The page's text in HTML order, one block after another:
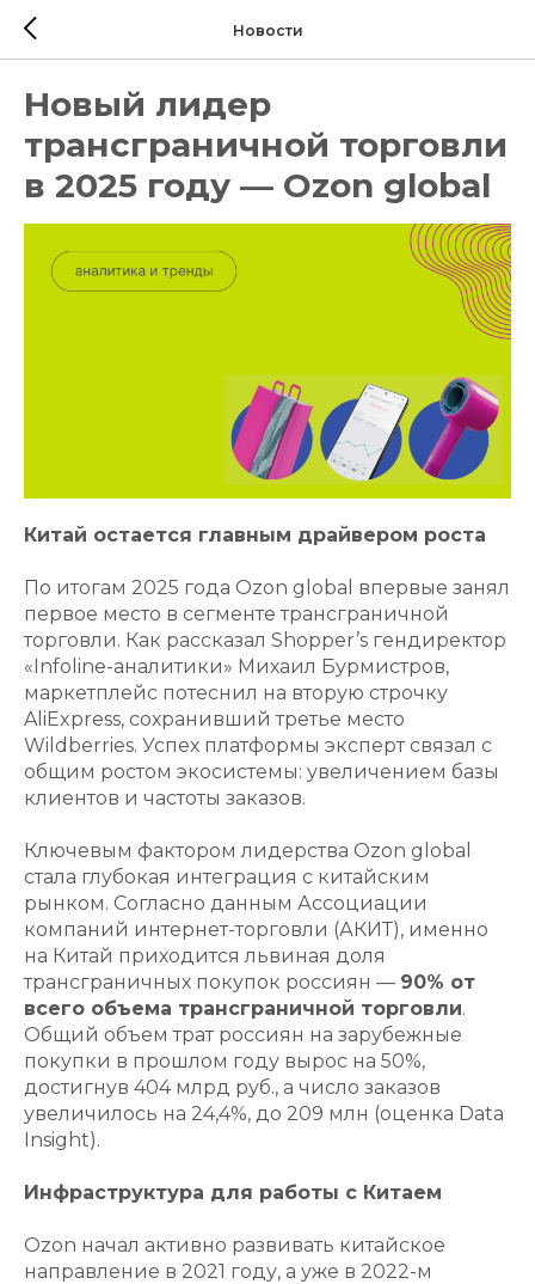
Новости
Новый лидер
трансграничной торговли
в 2025 году — Ozon global
Китай остается главным драйвером роста
По итогам 2025 года Ozon global впервые занял
первое место в сегменте трансграничной
торговли. Как рассказал Shopper’s гендиректор
«Infoline-аналитики» Михаил Бурмистров,
маркетплейс потеснил на вторую строчку
AliExpress, сохранивший третье место
Wildberries. Успех платформы эксперт связал с
общим ростом экосистемы: увеличением базы
клиентов и частоты заказов.
Ключевым фактором лидерства Ozon global
стала глубокая интеграция с китайским
рынком. Согласно данным Ассоциации
компаний интернет-торговли (АКИТ), именно
на Китай приходится львиная доля
трансграничных покупок россиян — 90% от
всего объема трансграничной торговли.
Общий объем трат россиян на зарубежные
покупки в прошлом году вырос на 50%,
достигнув 404 млрд руб., а число заказов
увеличилось на 24,4%, до 209 млн (оценка Data
Insight).
Инфраструктура для работы с Китаем
Ozon начал активно развивать китайское
направление в 2021 году, а уже в 2022-м